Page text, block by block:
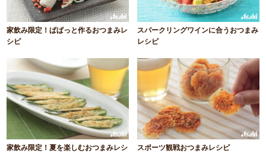
家飲み限定！ぱぱっと作るおつまみレ
シピ
スパークリングワインに合うおつまみ
レシピ
家飲み限定！夏を楽しむおつまみレシ
スポーツ観戦おつまみレシピ